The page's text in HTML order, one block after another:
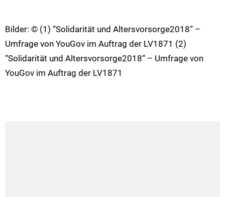
Bilder: © (1) “Solidarität und Altersvorsorge2018“ –
Umfrage von YouGov im Auftrag der LV1871 (2)
“Solidarität und Altersvorsorge2018“ – Umfrage von
YouGov im Auftrag der LV1871